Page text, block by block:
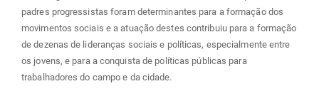
padres progressistas foram determinantes para a formação dos
movimentos sociais e a atuação destes contribuiu para a formação
de dezenas de lideranças sociais e políticas, especialmente entre
os jovens, e para a conquista de políticas públicas para
trabalhadores do campo e da cidade.